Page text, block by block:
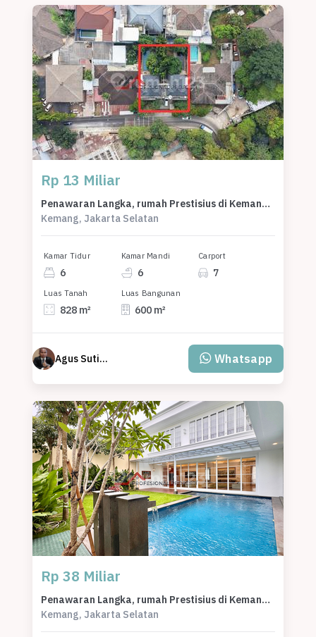
Rp 13 Miliar
Penawaran Langka, rumah Prestisius di Kemang, Jakarta Selatan, LB 600m²
Kemang, Jakarta Selatan
Kamar Tidur
6
Kamar Mandi
6
Carport
7
Luas Tanah
828 m²
Luas Bangunan
600 m²
Agus Sutisna Wijaya Whatsapp
Rp 38 Miliar
Penawaran Langka, rumah Prestisius di Kemang, Jakarta Selatan, LB 760m²
Kemang, Jakarta Selatan